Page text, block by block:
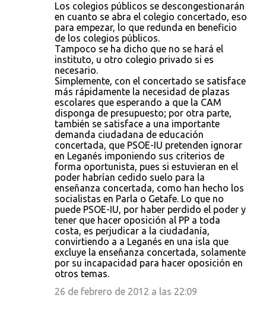
Los colegios públicos se descongestionarán
en cuanto se abra el colegio concertado, eso
para empezar, lo que redunda en beneficio
de los colegios públicos.
Tampoco se ha dicho que no se hará el
instituto, u otro colegio privado si es
necesario.
Simplemente, con el concertado se satisface
más rápidamente la necesidad de plazas
escolares que esperando a que la CAM
disponga de presupuesto; por otra parte,
también se satisface a una importante
demanda ciudadana de educación
concertada, que PSOE-IU pretenden ignorar
en Leganés imponiendo sus criterios de
forma oportunista, pues si estuvieran en el
poder habrían cedido suelo para la
enseñanza concertada, como han hecho los
socialistas en Parla o Getafe. Lo que no
puede PSOE-IU, por haber perdido el poder y
tener que hacer oposición al PP a toda
costa, es perjudicar a la ciudadanía,
convirtiendo a a Leganés en una isla que
excluye la enseñanza concertada, solamente
por su incapacidad para hacer oposición en
otros temas.
26 de febrero de 2012 a las 22:09